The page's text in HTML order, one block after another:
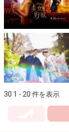
30 1 - 20 件を表示